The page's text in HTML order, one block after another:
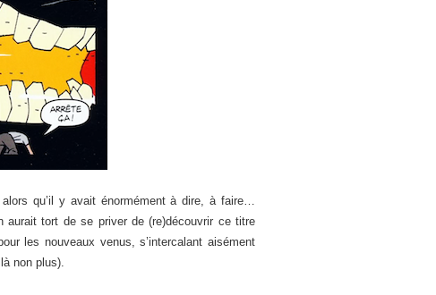
alors qu’il y avait énormément à dire, à faire…
aurait tort de se priver de (re)découvrir ce titre
les nouveaux venus, s’intercalant aisément
non plus).